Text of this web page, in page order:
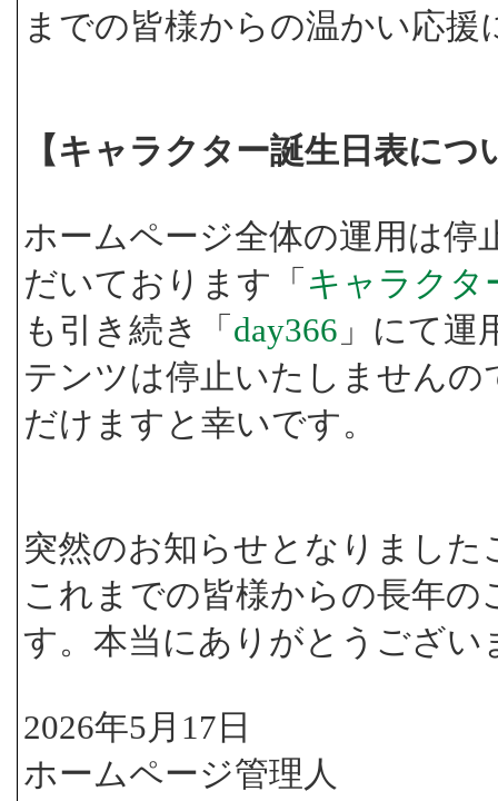
までの皆様からの温かい応
【キャラクター誕生日表に
ホームページ全体の運用は停
だいております「 キャラクタ
も引き続き「 day366 」にて
テンツは停止いたしません
だけますと幸いです。
突然のお知らせとなりまし
これまでの皆様からの長年
す。本当にありがとうござい
2026年5月17日
ホームページ管理人